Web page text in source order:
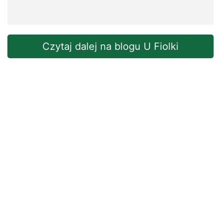
Czytaj dalej na blogu U Fiolki